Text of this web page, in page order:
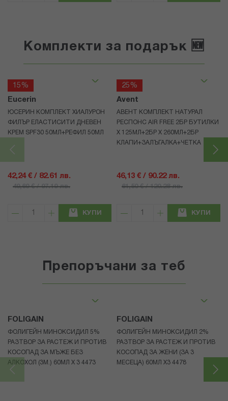
Комплекти за подарък 🆕
15%
Eucerin
ЮСЕРИН КОМПЛЕКТ ХИАЛУРОН
ФИЛЪР ЕЛАСТИСИТИ ДНЕВЕН
КРЕМ SPF30 50МЛ+РЕФИЛ 50МЛ
42,24 € / 82.61 лв.
49,69 € / 97.19 лв.
КУПИ
25%
Avent
АВЕНТ КОМПЛЕКТ НАТУРАЛ
РЕСПОНС AIR FREE 2БР БУТИЛКИ
Х 125МЛ+2БР Х 260МЛ+2БР
КЛАПИ+ЗАЛЪГАЛКА+ЧЕТКА
46,13 € / 90.22 лв.
61,50 € / 120.28 лв.
КУПИ
Препоръчани за теб
FOLIGAIN
ФОЛИГЕЙН МИНОКСИДИЛ 5%
РАЗТВОР ЗА РАСТЕЖ И ПРОТИВ
КОСОПАД ЗА МЪЖЕ БЕЗ
АЛКОХОЛ (3М.) 60МЛ X 3 4473
FOLIGAIN
ФОЛИГЕЙН МИНОКСИДИЛ 2%
РАЗТВОР ЗА РАСТЕЖ И ПРОТИВ
КОСОПАД ЗА ЖЕНИ (ЗА 3
МЕСЕЦА) 60МЛ X3 4478